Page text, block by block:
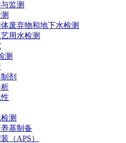
监测
废弃物和地下水检测
用水检测
测
剂
测
基制备
（APS）